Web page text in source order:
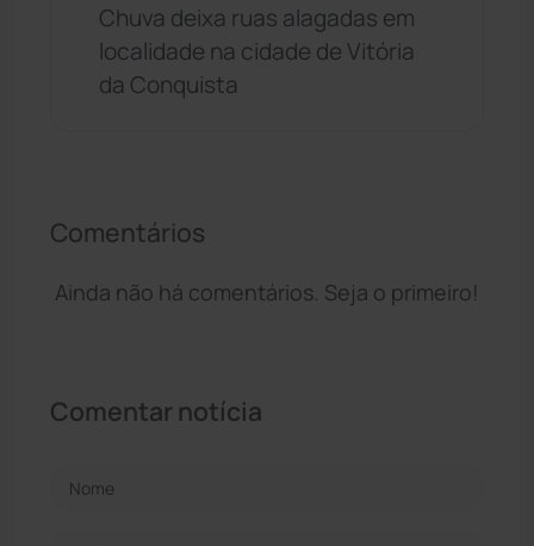
Chuva deixa ruas alagadas em
localidade na cidade de Vitória
da Conquista
Comentários
Ainda não há comentários. Seja o primeiro!
Comentar notícia